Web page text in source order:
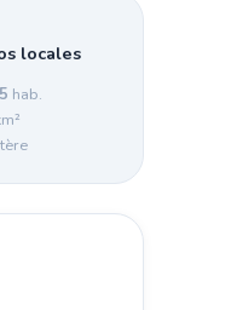
locales
hab.